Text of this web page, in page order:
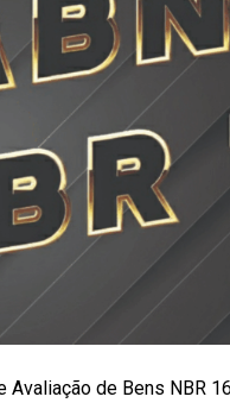
Avaliação de Bens NBR